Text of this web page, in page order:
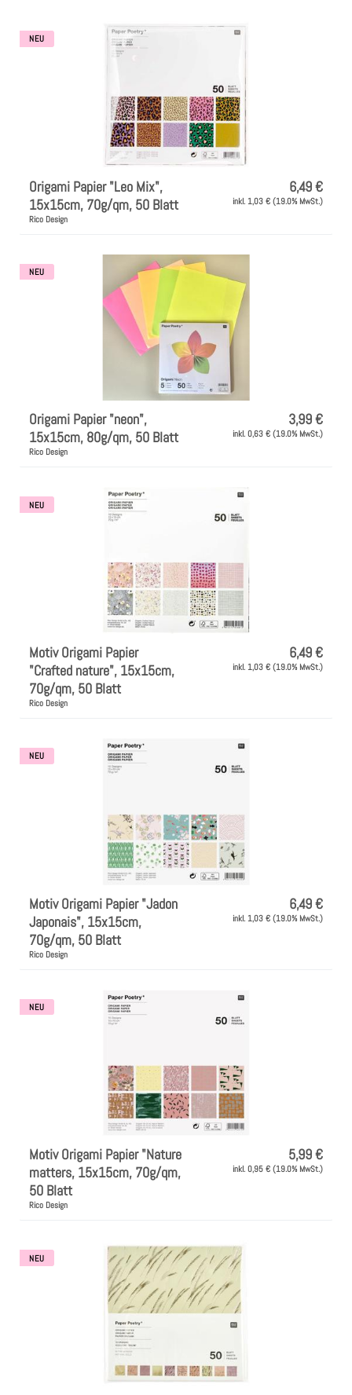
Clear Stamps
Embossing Pulver WOW
Kartendeko Embellishments
Präge-, Universal- Maskierschablonen
Siegelwachs /Papierschöpfen
Zubehör
Maritim/Sommer
SALE
Instagram
Kranzliebe
NEU
Origami Papier "Leo Mix",
15x15cm, 70g/qm, 50 Blatt
Rico Design
6,49 €
inkl. 1,03 € (19.0% MwSt.)
NEU
Origami Papier "neon",
15x15cm, 80g/qm, 50 Blatt
Rico Design
3,99 €
inkl. 0,63 € (19.0% MwSt.)
NEU
Motiv Origami Papier
"Crafted nature", 15x15cm,
70g/qm, 50 Blatt
Rico Design
6,49 €
inkl. 1,03 € (19.0% MwSt.)
NEU
Motiv Origami Papier "Jadon
Japonais", 15x15cm,
70g/qm, 50 Blatt
Rico Design
6,49 €
inkl. 1,03 € (19.0% MwSt.)
NEU
Motiv Origami Papier "Nature
matters, 15x15cm, 70g/qm,
50 Blatt
Rico Design
5,99 €
inkl. 0,95 € (19.0% MwSt.)
NEU